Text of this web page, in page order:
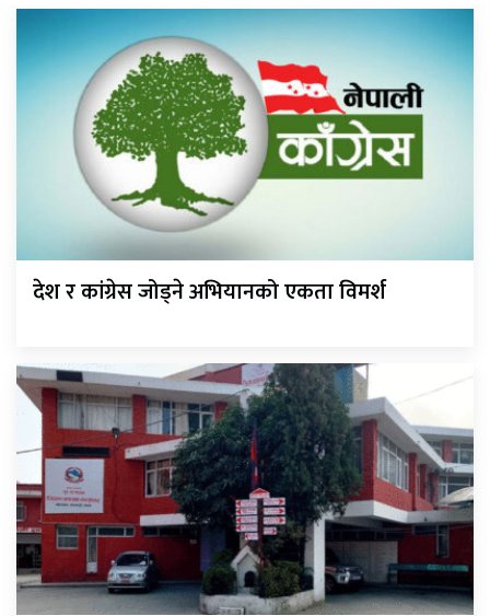
देश र कांग्रेस जोड्ने अभियानको एकता विमर्श